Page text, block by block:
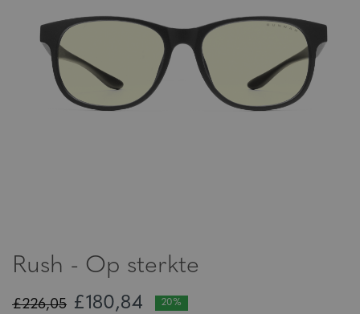
Rush - Op sterkte
£226,05 £180,84 20%